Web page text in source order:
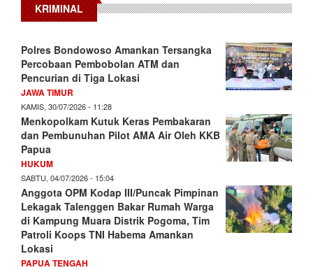
KRIMINAL
Polres Bondowoso Amankan Tersangka
Percobaan Pembobolan ATM dan
Pencurian di Tiga Lokasi
JAWA TIMUR
KAMIS, 30/07/2026 - 11:28
Menkopolkam Kutuk Keras Pembakaran
dan Pembunuhan Pilot AMA Air Oleh KKB
Papua
HUKUM
SABTU, 04/07/2026 - 15:04
Anggota OPM Kodap III/Puncak Pimpinan
Lekagak Talenggen Bakar Rumah Warga
di Kampung Muara Distrik Pogoma, Tim
Patroli Koops TNI Habema Amankan
Lokasi
PAPUA TENGAH